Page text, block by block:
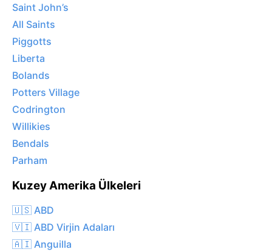
Saint John’s
All Saints
Piggotts
Liberta
Bolands
Potters Village
Codrington
Willikies
Bendals
Parham
Kuzey Amerika Ülkeleri
🇺🇸 ABD
🇻🇮 ABD Virjin Adaları
🇦🇮 Anguilla